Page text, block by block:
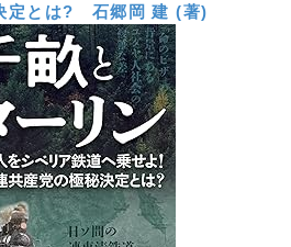
定とは?
石郷岡 建 (著)